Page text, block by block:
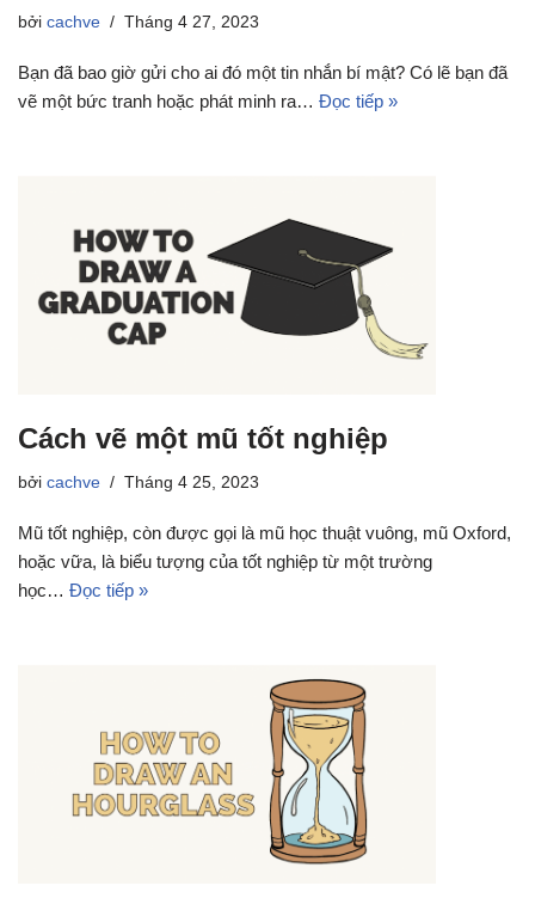
bởi cachve Tháng 4 27, 2023
Bạn đã bao giờ gửi cho ai đó một tin nhắn bí mật? Có lẽ bạn đã
vẽ một bức tranh hoặc phát minh ra… Đọc tiếp »
Cách vẽ một mũ tốt nghiệp
bởi cachve Tháng 4 25, 2023
Mũ tốt nghiệp, còn được gọi là mũ học thuật vuông, mũ Oxford,
hoặc vữa, là biểu tượng của tốt nghiệp từ một trường
học… Đọc tiếp »